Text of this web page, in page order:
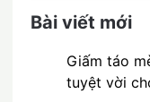
Bài viết mới
Giấm táo
tuyệt vời